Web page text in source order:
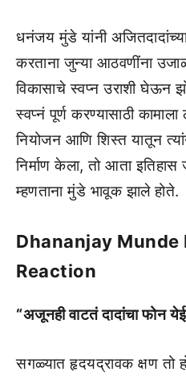
धनंजय मुंडे यांनी
करताना जुन्या आठवणींना
विकासाचे स्वप्न उराशी घेऊन
स्वप्नं पूर्ण करण्यासाठी
नियोजन आणि शिस्त यातून
निर्माण केला, तो आता
म्हणताना मुंडे भावूक झाले होते.
Dhananjay Munde
Reaction
“अजूनही वाटतं दादांचा फोन
सगळ्यात हृदयद्रावक क्षण तो